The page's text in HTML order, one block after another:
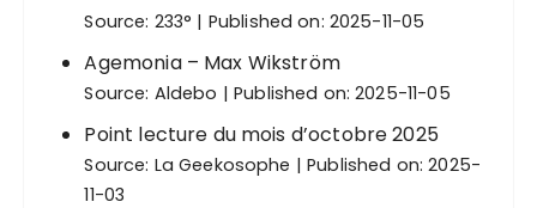
Source: 233° Published on: 2025-11-05
Agemonia – Max Wikström
Source: Aldebo Published on: 2025-11-05
Point lecture du mois d’octobre 2025
Source: La Geekosophe
Published on: 2025-
11-03